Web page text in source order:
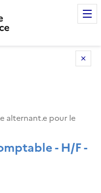
alternant.e pour le
- H/F -